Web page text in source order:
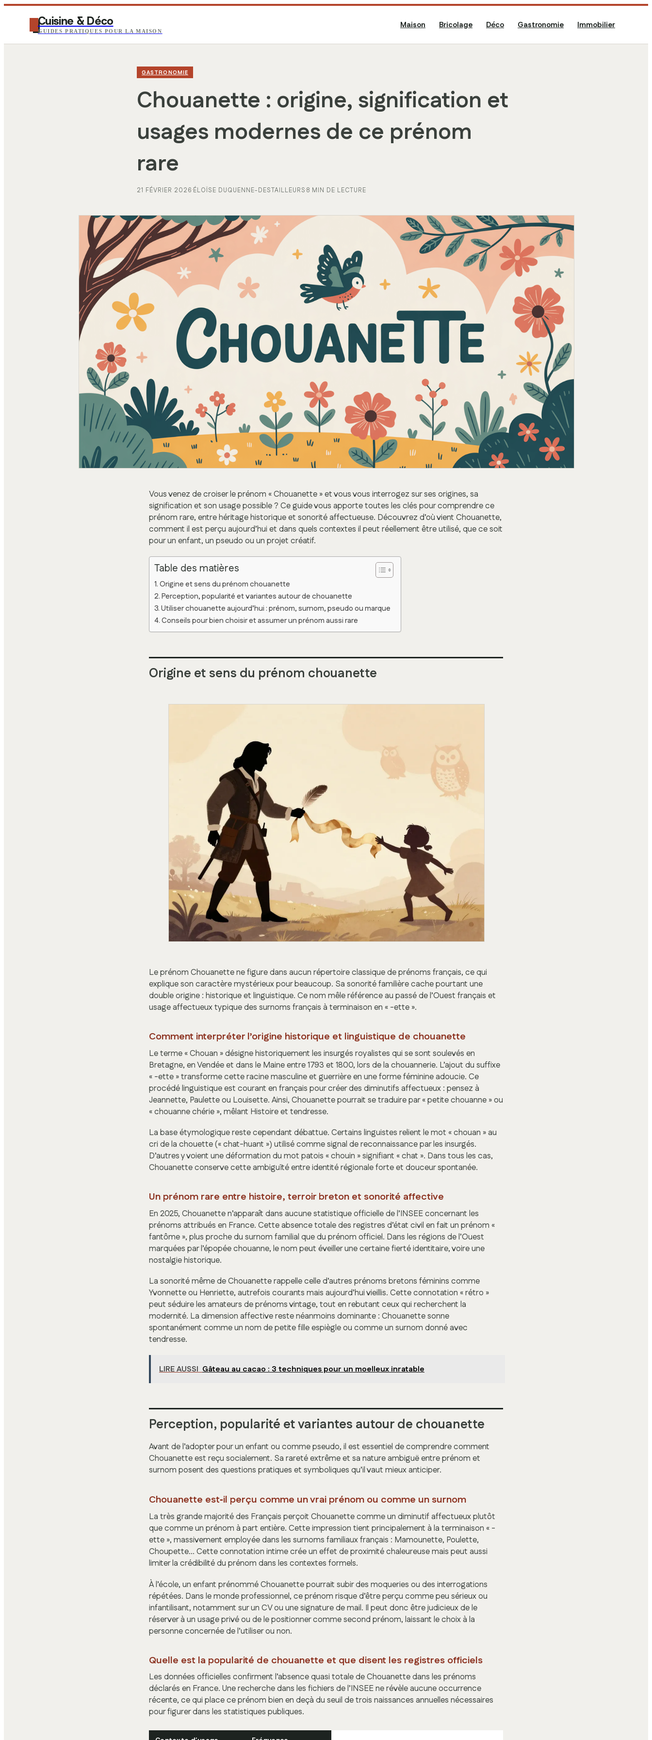
Cuisine & Déco
GUIDES PRATIQUES POUR LA MAISON
Maison Bricolage Déco Gastronomie Immobilier
GASTRONOMIE
Chouanette : origine, signification et
usages modernes de ce prénom
rare
21 FÉVRIER 2026·ÉLOÏSE DUQUENNE-DESTAILLEURS·8 MIN DE LECTURE
Vous venez de croiser le prénom « Chouanette » et vous vous interrogez sur ses origines, sa
signification et son usage possible ? Ce guide vous apporte toutes les clés pour comprendre ce
prénom rare, entre héritage historique et sonorité affectueuse. Découvrez d’où vient Chouanette,
comment il est perçu aujourd’hui et dans quels contextes il peut réellement être utilisé, que ce soit
pour un enfant, un pseudo ou un projet créatif.
Table des matières
Origine et sens du prénom chouanette
Perception, popularité et variantes autour de chouanette
Utiliser chouanette aujourd’hui : prénom, surnom, pseudo ou marque
Conseils pour bien choisir et assumer un prénom aussi rare
Origine et sens du prénom chouanette
Le prénom Chouanette ne figure dans aucun répertoire classique de prénoms français, ce qui
explique son caractère mystérieux pour beaucoup. Sa sonorité familière cache pourtant une
double origine : historique et linguistique. Ce nom mêle référence au passé de l’Ouest français et
usage affectueux typique des surnoms français à terminaison en « -ette ».
Comment interpréter l’origine historique et linguistique de chouanette
Le terme « Chouan » désigne historiquement les insurgés royalistes qui se sont soulevés en
Bretagne, en Vendée et dans le Maine entre 1793 et 1800, lors de la chouannerie. L’ajout du suffixe
« -ette » transforme cette racine masculine et guerrière en une forme féminine adoucie. Ce
procédé linguistique est courant en français pour créer des diminutifs affectueux : pensez à
Jeannette, Paulette ou Louisette. Ainsi, Chouanette pourrait se traduire par « petite chouanne » ou
« chouanne chérie », mêlant Histoire et tendresse.
La base étymologique reste cependant débattue. Certains linguistes relient le mot « chouan » au
cri de la chouette (« chat-huant ») utilisé comme signal de reconnaissance par les insurgés.
D’autres y voient une déformation du mot patois « chouin » signifiant « chat ». Dans tous les cas,
Chouanette conserve cette ambiguïté entre identité régionale forte et douceur spontanée.
Un prénom rare entre histoire, terroir breton et sonorité affective
En 2025, Chouanette n’apparaît dans aucune statistique officielle de l’INSEE concernant les
prénoms attribués en France. Cette absence totale des registres d’état civil en fait un prénom «
fantôme », plus proche du surnom familial que du prénom officiel. Dans les régions de l’Ouest
marquées par l’épopée chouanne, le nom peut éveiller une certaine fierté identitaire, voire une
nostalgie historique.
La sonorité même de Chouanette rappelle celle d’autres prénoms bretons féminins comme
Yvonnette ou Henriette, autrefois courants mais aujourd’hui vieillis. Cette connotation « rétro »
peut séduire les amateurs de prénoms vintage, tout en rebutant ceux qui recherchent la
modernité. La dimension affective reste néanmoins dominante : Chouanette sonne
spontanément comme un nom de petite fille espiègle ou comme un surnom donné avec
tendresse.
LIRE AUSSI Gâteau au cacao : 3 techniques pour un moelleux inratable
Perception, popularité et variantes autour de chouanette
Avant de l’adopter pour un enfant ou comme pseudo, il est essentiel de comprendre comment
Chouanette est reçu socialement. Sa rareté extrême et sa nature ambiguë entre prénom et
surnom posent des questions pratiques et symboliques qu’il vaut mieux anticiper.
Chouanette est‑il perçu comme un vrai prénom ou comme un surnom
La très grande majorité des Français perçoit Chouanette comme un diminutif affectueux plutôt
que comme un prénom à part entière. Cette impression tient principalement à la terminaison « -
ette », massivement employée dans les surnoms familiaux français : Mamounette, Poulette,
Choupette… Cette connotation intime crée un effet de proximité chaleureuse mais peut aussi
limiter la crédibilité du prénom dans les contextes formels.
À l’école, un enfant prénommé Chouanette pourrait subir des moqueries ou des interrogations
répétées. Dans le monde professionnel, ce prénom risque d’être perçu comme peu sérieux ou
infantilisant, notamment sur un CV ou une signature de mail. Il peut donc être judicieux de le
réserver à un usage privé ou de le positionner comme second prénom, laissant le choix à la
personne concernée de l’utiliser ou non.
Quelle est la popularité de chouanette et que disent les registres officiels
Les données officielles confirment l’absence quasi totale de Chouanette dans les prénoms
déclarés en France. Une recherche dans les fichiers de l’INSEE ne révèle aucune occurrence
récente, ce qui place ce prénom bien en deçà du seuil de trois naissances annuelles nécessaires
pour figurer dans les statistiques publiques.